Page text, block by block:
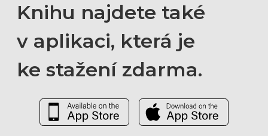
Knihu najdete také
v aplikaci, která je
ke stažení zdarma.